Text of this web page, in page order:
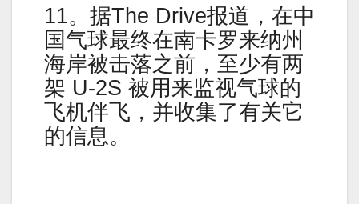
11。据The Drive报道，在中
国气球最终在南卡罗来纳州
海岸被击落之前，至少有两
架 U-2S 被用来监视气球的
飞机伴飞，并收集了有关它
的信息。